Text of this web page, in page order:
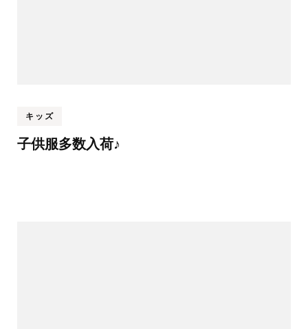
キッズ
子供服多数入荷♪